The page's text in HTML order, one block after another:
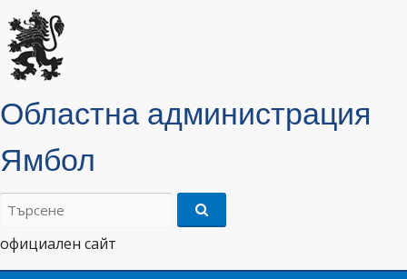
Областна администрация
Ямбол
Търсене
официален сайт